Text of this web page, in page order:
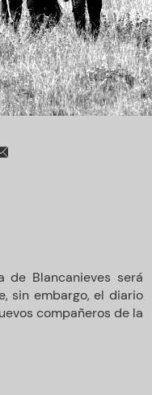
de Blancanieves será
sin embargo, el diario
compañeros de la